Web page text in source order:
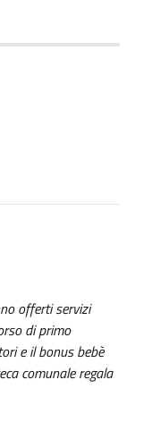
offerti servizi
di primo
e il bonus bebè
comunale regala